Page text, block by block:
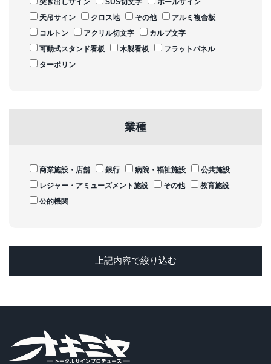
突き出しサイン
SUS切文字
ポールサイン
天吊サイン
クロス地 その他
アルミ複合板
コルトン
アクリル切文字
カルプ文字
可動式スタンド看板
木製看板
フラットパネル
ターポリン
業種
商業施設・店舗 銀行 病院・福祉施設
公共施設
レジャー・アミューズメント施設
その他
教育施設
公的機関
上記内容で絞り込む